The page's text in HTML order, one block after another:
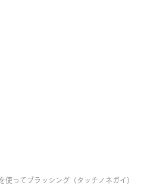
使ってブラッシング（タッチノネガイ）